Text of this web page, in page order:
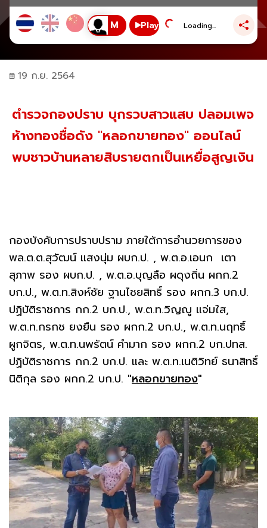
Play Loading...
19 ก.ย. 2564
ตำรวจกองปราบ บุกรวบสาวแสบ ปลอมเพจ
ห้างทองชื่อดัง "หลอกขายทอง" ออนไลน์
พบชาวบ้านหลายสิบรายตกเป็นเหยื่อสูญเงิน
กองบังคับการปราบปราม ภายใต้การอำนวยการของ
พล.ต.ต.สุวัฒน์ แสงนุ่ม ผบก.ป. , พ.ต.อ.เอนก เตา
สุภาพ รอง ผบก.ป. , พ.ต.อ.บุญลือ ผดุงถิ่น ผกก.2
บก.ป., พ.ต.ท.สิงห์ชัย ฐานไชยสิทธิ์ รอง ผกก.3 บก.ป.
ปฏิบัติราชการ กก.2 บก.ป., พ.ต.ท.วิญญู แจ่มใส,
พ.ต.ท.กรกช ยงยืน รอง ผกก.2 บก.ป., พ.ต.ท.นฤทธิ์
ผูกจิตร, พ.ต.ท.นพรัตน์ คำมาก รอง ผกก.2 บก.ปทส.
ปฏิบัติราชการ กก.2 บก.ป. และ พ.ต.ท.เนติวิทย์ ธนาสิทธิ์
นิติกุล รอง ผกก.2 บก.ป. "หลอกขายทอง"